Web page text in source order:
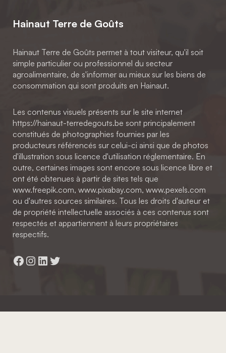
Hainaut Terre de Goûts
Hainaut Terre de Goûts permet à tout visiteur, qu'il soit
simple particulier ou professionnel du secteur
agroalimentaire, de s'informer au mieux sur les biens de
consommation qui sont produits en Hainaut.
Les contenus visuels présents sur le site internet
https://hainaut-terredegouts.be sont principalement
constitués de photographies fournies par les
producteurs référencés sur celui-ci ainsi que de photos
d'illustration sous licence d'utilisation réglementaire. En
outre, certaines images sont encore sous licence libre et
ont été obtenues à partir de sites tels que
www.freepik.com, www.pixabay.com, www.pexels.com
ou d'autres sources similaires. Tous les droits d'auteur et
de propriété intellectuelle associés à ces contenus sont
respectés et appartiennent à leurs propriétaires
respectifs.
Facebook
Instagram
LinkedIn
Twitter